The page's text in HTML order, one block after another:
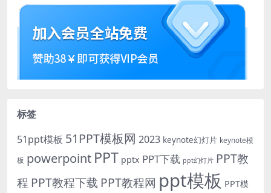
标签
51ppt模板 51PPT模板网 2023 keynote幻灯片 keynote模
板 powerpoint PPT pptx PPT下载 ppt幻灯片 PPT教
程 PPT教程下载 PPT教程网 ppt模板 PPT模